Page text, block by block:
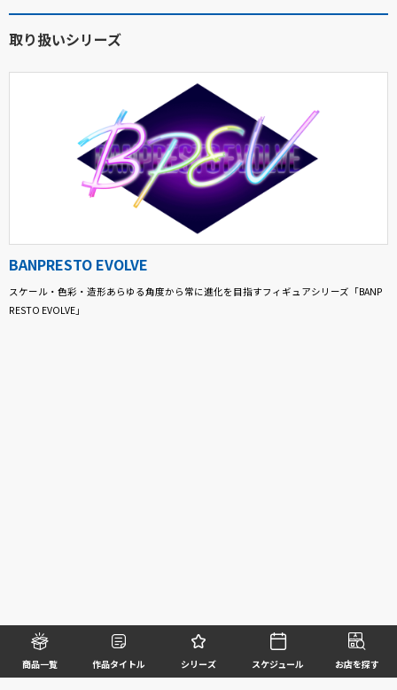
商品一覧 作品タイトル シリーズ スケジュール お店を探す
取り扱いシリーズ
BANPRESTO EVOLVE
スケール・色彩・造形あらゆる角度から常に進化を目指すフィギュアシリーズ「BANP
RESTO EVOLVE」